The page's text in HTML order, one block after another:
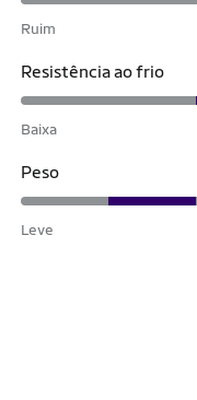
Ruim
Resistência ao frio
Baixa
Peso
Leve